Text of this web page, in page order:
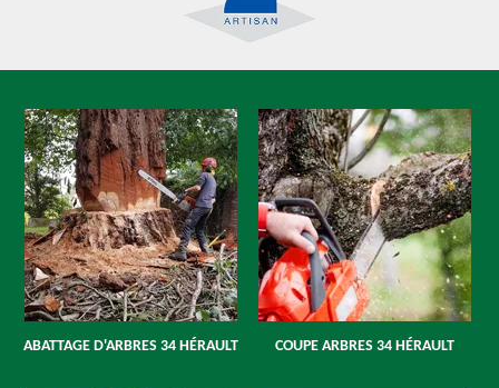
ABATTAGE D'ARBRES 34 HÉRAULT COUPE ARBRES 34 HÉRAULT